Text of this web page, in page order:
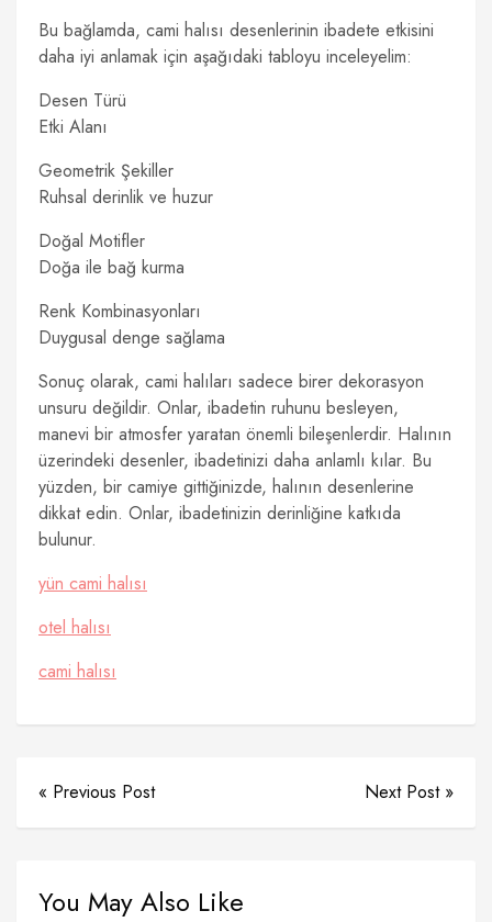
Bu bağlamda, cami halısı desenlerinin ibadete etkisini
daha iyi anlamak için aşağıdaki tabloyu inceleyelim:
Desen Türü
Etki Alanı
Geometrik Şekiller
Ruhsal derinlik ve huzur
Doğal Motifler
Doğa ile bağ kurma
Renk Kombinasyonları
Duygusal denge sağlama
Sonuç olarak, cami halıları sadece birer dekorasyon
unsuru değildir. Onlar, ibadetin ruhunu besleyen,
manevi bir atmosfer yaratan önemli bileşenlerdir. Halının
üzerindeki desenler, ibadetinizi daha anlamlı kılar. Bu
yüzden, bir camiye gittiğinizde, halının desenlerine
dikkat edin. Onlar, ibadetinizin derinliğine katkıda
bulunur.
yün cami halısı
otel halısı
cami halısı
« Previous Post Next Post »
You May Also Like